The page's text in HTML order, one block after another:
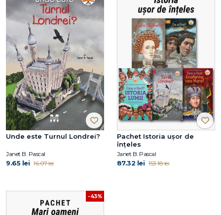
Unde este Turnul Londrei?
Janet B. Pascal
9.65 lei 16.07 lei
Pachet Istoria ușor de
înțeles
Janet B. Pascal
87.32 lei 153.18 lei
-43%